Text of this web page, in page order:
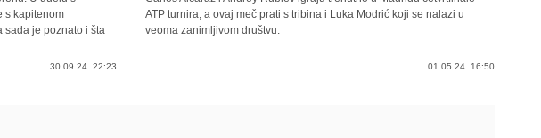
s kapitenom
sada je poznato i šta
30.09.24. 22:23
ATP turnira, a ovaj meč prati s tribina i Luka Modrić koji se nalazi u
veoma zanimljivom društvu.
01.05.24. 16:50